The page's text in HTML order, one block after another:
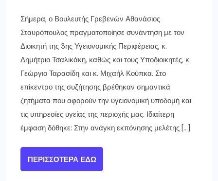
Σήμερα, ο Βουλευτής Γρεβενών Αθανάσιος
Σταυρόπουλος πραγματοποίησε συνάντηση με τον
Διοικητή της 3ης Υγειονομικής Περιφέρειας, κ.
Δημήτριο Τσαλικάκη, καθώς και τους Υποδιοικητές, κ.
Γεώργιο Ταρασίδη και κ. Μιχαήλ Κούπκα. Στο
επίκεντρο της συζήτησης βρέθηκαν σημαντικά
ζητήματα που αφορούν την υγειονομική υποδομή και
τις υπηρεσίες υγείας της περιοχής μας. Ιδιαίτερη
έμφαση δόθηκε: Στην ανάγκη εκπόνησης μελέτης […]
ΠΕΡΙΣΣΌΤΕΡΑ ΕΔΏ